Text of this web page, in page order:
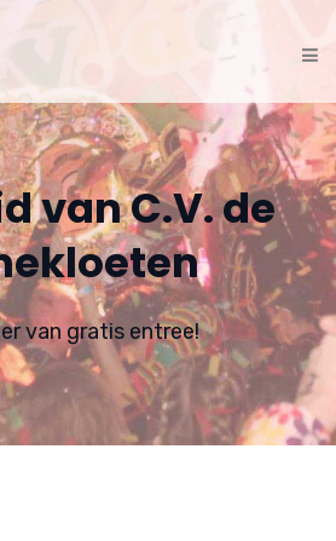
van C.V. de
van gratis entree!